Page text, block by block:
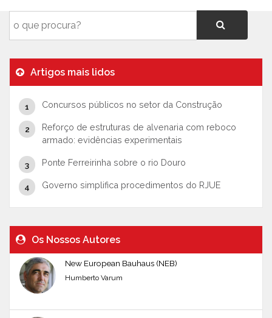
Artigos mais lidos
Concursos públicos no setor da Construção
Reforço de estruturas de alvenaria com reboco
armado: evidências experimentais
Ponte Ferreirinha sobre o rio Douro
Governo simplifica procedimentos do RJUE
Os Nossos Autores
New European Bauhaus (NEB)
Humberto Varum